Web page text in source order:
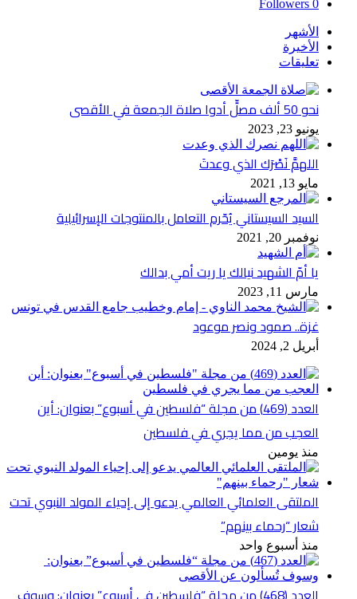
0
Followers
الأشهر
الأخيرة
تعليقات
نحو 50 ألف مصلٍّ أدوا صلاة الجمعة في الأقصى
يونيو 23, 2023
اللهمَّ نَصْرَك الذي وعدتَ
مايو 13, 2021
السيد السيستاني يُحّرم التعامل بالمنتوجات الإسرائيلية
نوفمبر 20, 2021
يا أمّ الشهيد نيالك يا ريت أمي بدالك
مارس 11, 2023
غزة.. صمود ونصر موعود
أبريل 2, 2024
العدد (469) من مجلة “فلسطين في أسبوع” بعنوان: أين
العجب من مما يجري في فلسطين
منذ يومين
الملتقى العلمائي العالمي يدعو إلى إحياء المولد النبوي تحت
شعار “رحماء بينهم”
منذ أسبوع واحد